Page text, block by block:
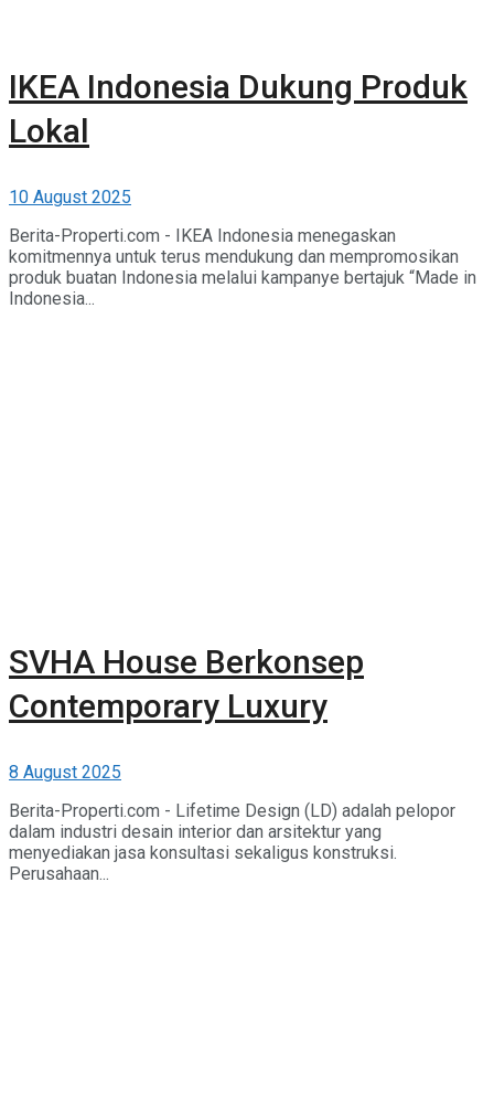
IKEA Indonesia Dukung Produk
Lokal
10 August 2025
Berita-Properti.com - IKEA Indonesia menegaskan
komitmennya untuk terus mendukung dan mempromosikan
produk buatan Indonesia melalui kampanye bertajuk “Made in
Indonesia...
SVHA House Berkonsep
Contemporary Luxury
8 August 2025
Berita-Properti.com - Lifetime Design (LD) adalah pelopor
dalam industri desain interior dan arsitektur yang
menyediakan jasa konsultasi sekaligus konstruksi.
Perusahaan...